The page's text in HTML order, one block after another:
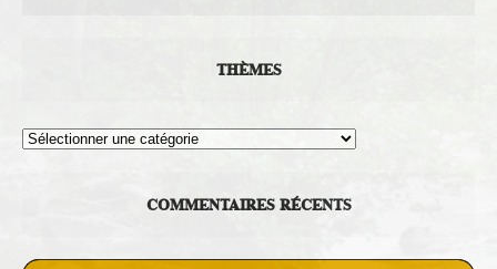
THÈMES
Thèmes
COMMENTAIRES RÉCENTS